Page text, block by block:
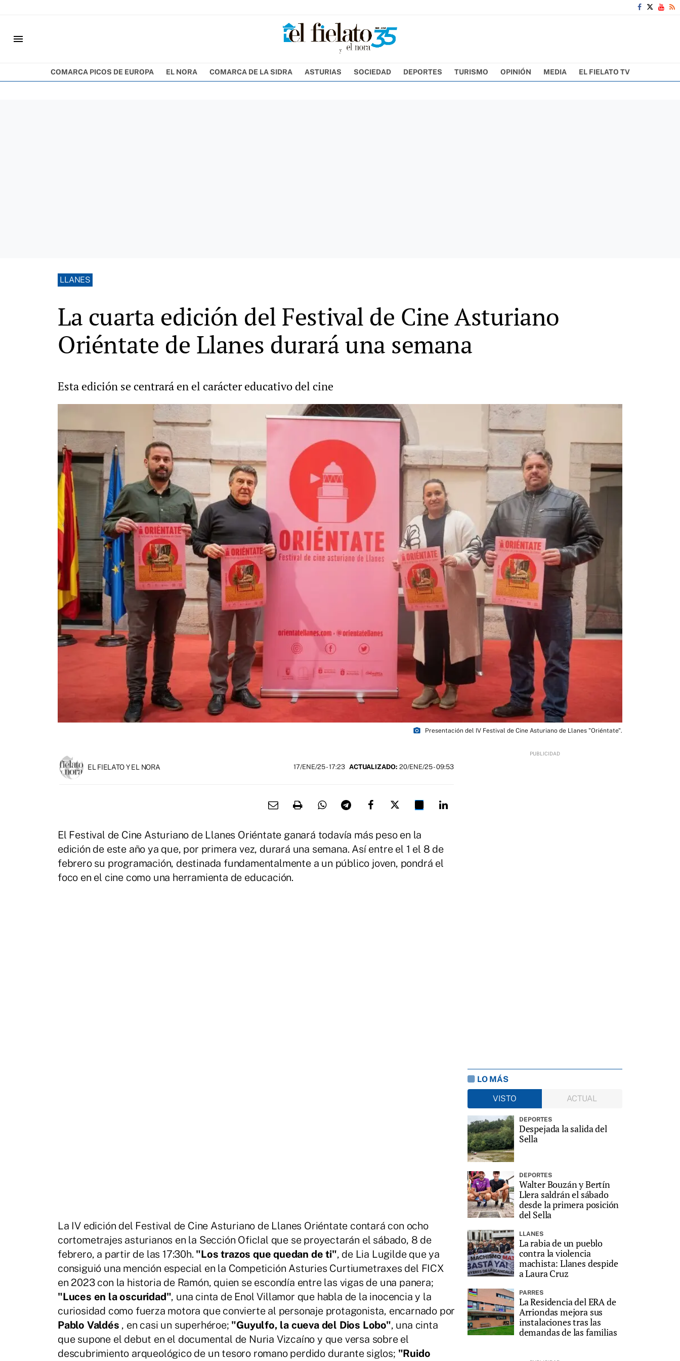
menu
COMARCA PICOS DE EUROPA EL NORA COMARCA DE LA SIDRA ASTURIAS SOCIEDAD DEPORTES TURISMO OPINIÓN MEDIA EL FIELATO TV
LLANES
La cuarta edición del Festival de Cine Asturiano
Oriéntate de Llanes durará una semana
Esta edición se centrará en el carácter educativo del cine
photo_camera Presentación del IV Festival de Cine Asturiano de Llanes "Oriéntate".
EL FIELATO Y EL NORA 17/ENE/25- 17:23 ACTUALIZADO: 20/ENE/25 - 09:53
El Festival de Cine Asturiano de Llanes Oriéntate ganará todavía más peso en la
edición de este año ya que, por primera vez, durará una semana. Así entre el 1 el 8 de
febrero su programación, destinada fundamentalmente a un público joven, pondrá el
foco en el cine como una herramienta de educación.
La IV edición del Festival de Cine Asturiano de Llanes Oriéntate contará con ocho
cortometrajes asturianos en la Sección OficIal que se proyectarán el sábado, 8 de
febrero, a partir de las 17:30h. "Los trazos que quedan de ti", de Lia Lugilde que ya
consiguió una mención especial en la Competición Asturies Curtiumetraxes del FICX
en 2023 con la historia de Ramón, quien se escondía entre las vigas de una panera;
"Luces en la oscuridad", una cinta de Enol Villamor que habla de la inocencia y la
curiosidad como fuerza motora que convierte al personaje protagonista, encarnado por
Pablo Valdés , en casi un superhéroe; "Guyulfo, la cueva del Dios Lobo", una cinta
que supone el debut en el documental de Nuria Vizcaíno y que versa sobre el
descubrimiento arqueológico de un tesoro romano perdido durante siglos; "Ruido
LO MÁS
VISTO
ACTUAL
DEPORTES
Despejada la salida del
Sella
DEPORTES
Walter Bouzán y Bertín
Llera saldrán el sábado
desde la primera posición
del Sella
LLANES
La rabia de un pueblo
contra la violencia
machista: Llanes despide
a Laura Cruz
PARRES
La Residencia del ERA de
Arriondas mejora sus
instalaciones tras las
demandas de las familias